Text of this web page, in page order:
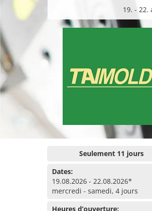
19. -
Seulement 11 jours
Dates:
19.08.2026 - 22.08.2026*
mercredi - samedi, 4 jours
Heures d’ouverture: